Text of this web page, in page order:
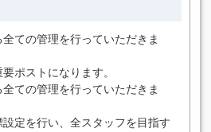
ての管理を行っていただきま
ポストになります。
ての管理を行っていただきま
定を行い、全スタッフを目指す